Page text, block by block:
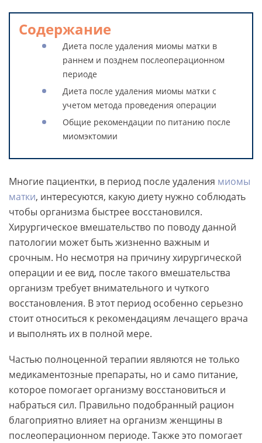
Содержание
Диета после удаления миомы матки в
раннем и позднем послеоперационном
периоде
Диета после удаления миомы матки с
учетом метода проведения операции
Общие рекомендации по питанию после
миомэктомии
Многие пациентки, в период после удаления миомы
матки, интересуются, какую диету нужно соблюдать
чтобы организма быстрее восстановился.
Хирургическое вмешательство по поводу данной
патологии может быть жизненно важным и
срочным. Но несмотря на причину хирургической
операции и ее вид, после такого вмешательства
организм требует внимательного и чуткого
восстановления. В этот период особенно серьезно
стоит относиться к рекомендациям лечащего врача
и выполнять их в полной мере.
Частью полноценной терапии являются не только
медикаментозные препараты, но и само питание,
которое помогает организму восстановиться и
набраться сил. Правильно подобранный рацион
благоприятно влияет на организм женщины в
послеоперационном периоде. Также это помогает